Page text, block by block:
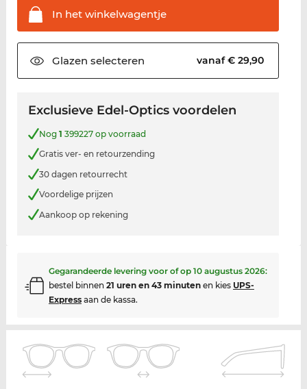
In hetwinkelwagentje
Glazen selecteren vanaf € 29,90
Exclusieve Edel-Optics voordelen
Nog 1 399227 op voorraad
Gratis ver- en retourzending
30 dagen retourrecht
Voordelige prijzen
Aankoop op rekening
Gegarandeerde levering voor of op 10 augustus 2026:
bestel binnen 21 uren en 43 minutenen kies UPS-
Expressaan de kassa.